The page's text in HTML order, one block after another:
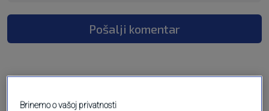
Pošalji komentar
Protektor
Brinemo o vašoj privatnosti